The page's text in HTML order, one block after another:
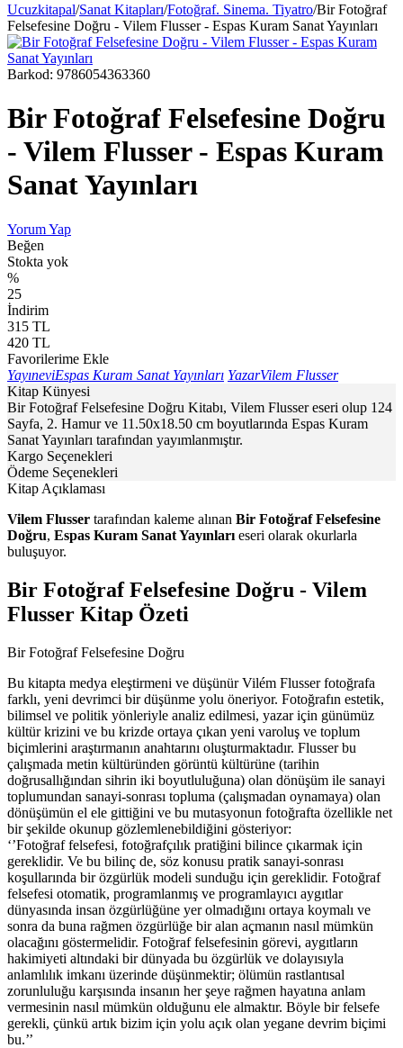
Ucuzkitapal/Sanat Kitapları/Fotoğraf. Sinema. Tiyatro/Bir Fotoğraf
Felsefesine Doğru - Vilem Flusser - Espas Kuram Sanat Yayınları
Barkod: 9786054363360
Bir Fotoğraf Felsefesine Doğru
- Vilem Flusser - Espas Kuram
Sanat Yayınları
Yorum Yap
Beğen
Stokta yok
%
25
İndirim
315 TL
420 TL
Favorilerime Ekle
YayıneviEspas Kuram Sanat Yayınları YazarVilem Flusser
Kitap Künyesi
Bir Fotoğraf Felsefesine Doğru Kitabı, Vilem Flusser eseri olup 124
Sayfa, 2. Hamur ve 11.50x18.50 cm boyutlarında Espas Kuram
Sanat Yayınları tarafından yayımlanmıştır.
Kargo Seçenekleri
Ödeme Seçenekleri
Kitap Açıklaması
Vilem Flusser tarafından kaleme alınan Bir Fotoğraf Felsefesine
Doğru, Espas Kuram Sanat Yayınları eseri olarak okurlarla
buluşuyor.
Bir Fotoğraf Felsefesine Doğru - Vilem
Flusser Kitap Özeti
Bir Fotoğraf Felsefesine Doğru
Bu kitapta medya eleştirmeni ve düşünür Vilém Flusser fotoğrafa
farklı, yeni devrimci bir düşünme yolu öneriyor. Fotoğrafın estetik,
bilimsel ve politik yönleriyle analiz edilmesi, yazar için günümüz
kültür krizini ve bu krizde ortaya çıkan yeni varoluş ve toplum
biçimlerini araştırmanın anahtarını oluşturmaktadır. Flusser bu
çalışmada metin kültüründen görüntü kültürüne (tarihin
doğrusallığından sihrin iki boyutluluğuna) olan dönüşüm ile sanayi
toplumundan sanayi-sonrası topluma (çalışmadan oynamaya) olan
dönüşümün el ele gittiğini ve bu mutasyonun fotoğrafta özellikle net
bir şekilde okunup gözlemlenebildiğini gösteriyor:
‘’Fotoğraf felsefesi, fotoğrafçılık pratiğini bilince çıkarmak için
gereklidir. Ve bu bilinç de, söz konusu pratik sanayi-sonrası
koşullarında bir özgürlük modeli sunduğu için gereklidir. Fotoğraf
felsefesi otomatik, programlanmış ve programlayıcı aygıtlar
dünyasında insan özgürlüğüne yer olmadığını ortaya koymalı ve
sonra da buna rağmen özgürlüğe bir alan açmanın nasıl mümkün
olacağını göstermelidir. Fotoğraf felsefesinin görevi, aygıtların
hakimiyeti altındaki bir dünyada bu özgürlük ve dolayısıyla
anlamlılık imkanı üzerinde düşünmektir; ölümün rastlantısal
zorunluluğu karşısında insanın her şeye rağmen hayatına anlam
vermesinin nasıl mümkün olduğunu ele almaktır. Böyle bir felsefe
gerekli, çünkü artık bizim için yolu açık olan yegane devrim biçimi
bu.’’